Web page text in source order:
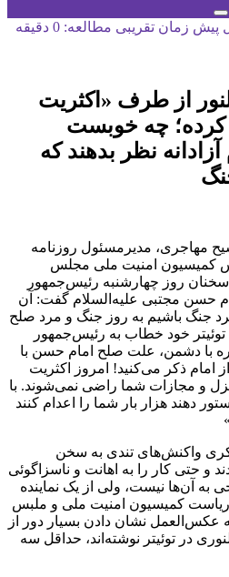
زمان تقریبی مطالعه: 0 دقیقه
از طرف «اکثریت
چه خوبست
نظر بدهند که
مهاجری، مدیرمسئول روزنامه
کمیسیون امنیت ملی مجلس
روز چهارشنبه رئیس‌جمهور
حسن مجتبی علیه‌السلام گفت: آن
جنگ باشیم به روز جنگ و مرد صلح
خود خطاب به رئیس‌جمهور
با دشمن، علت صلح امام حسن با
امام ذکر می‌کنید! امروز اکثریت
و مجازات شما راضی نمی‌شوند. با
دهند هزار بار شما را اعدام کنند
واکنش‌های تندی به سخن
و حتی کار را به اهانت و ناسزاگوئی
به آن‌ها نیست، ولی از یک نماینده
کمیسیون امنیت ملی و ملبس
عکس‌العمل نشان دادن بسیار دور از
در توئیتر نوشته‌اند، حداقل سه